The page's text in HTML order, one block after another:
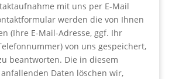
mit uns per E-Mail
werden die von Ihnen
(Ihre E-Mail-Adresse, ggf. Ihr
von uns gespeichert,
beantworten. Die in diesem
Daten löschen wir,